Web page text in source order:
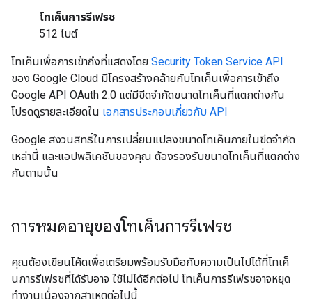
โทเค็นการรีเฟรช
512 ไบต์
โทเค็นเพื่อการเข้าถึงที่แสดงโดย Security Token Service API
ของ Google Cloud มีโครงสร้างคล้ายกับโทเค็นเพื่อการเข้าถึง
Google API OAuth 2.0 แต่มีขีดจำกัดขนาดโทเค็นที่แตกต่างกัน
โปรดดูรายละเอียดใน เอกสารประกอบเกี่ยวกับ API
Google สงวนสิทธิ์ในการเปลี่ยนแปลงขนาดโทเค็นภายในขีดจำกัด
เหล่านี้ และแอปพลิเคชันของคุณ ต้องรองรับขนาดโทเค็นที่แตกต่าง
กันตามนั้น
การหมดอายุของโทเค็นการรีเฟรช
คุณต้องเขียนโค้ดเพื่อเตรียมพร้อมรับมือกับความเป็นไปได้ที่โทเค็
นการรีเฟรชที่ได้รับอาจ ใช้ไม่ได้อีกต่อไป โทเค็นการรีเฟรชอาจหยุด
ทำงานเนื่องจากสาเหตุต่อไปนี้